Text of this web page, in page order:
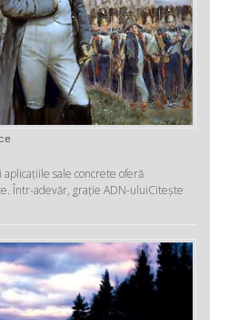
sale concrete oferă
Într-adevăr, graţie ADN-uluiCitește